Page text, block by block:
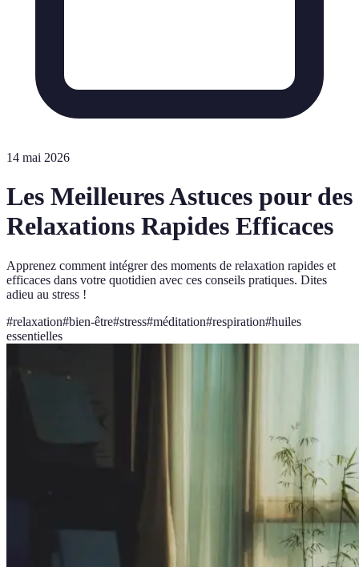
14 mai 2026
Les Meilleures Astuces pour des
Relaxations Rapides Efficaces
Apprenez comment intégrer des moments de relaxation rapides et
efficaces dans votre quotidien avec ces conseils pratiques. Dites
adieu au stress !
#relaxation#bien-être#stress#méditation#respiration#huiles
essentielles